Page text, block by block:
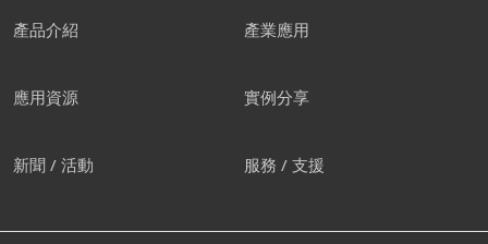
我們建議您創建屬於自己的帳
產品介紹 產業應用
應用資源 實例分享
新聞 / 活動 服務 / 支援